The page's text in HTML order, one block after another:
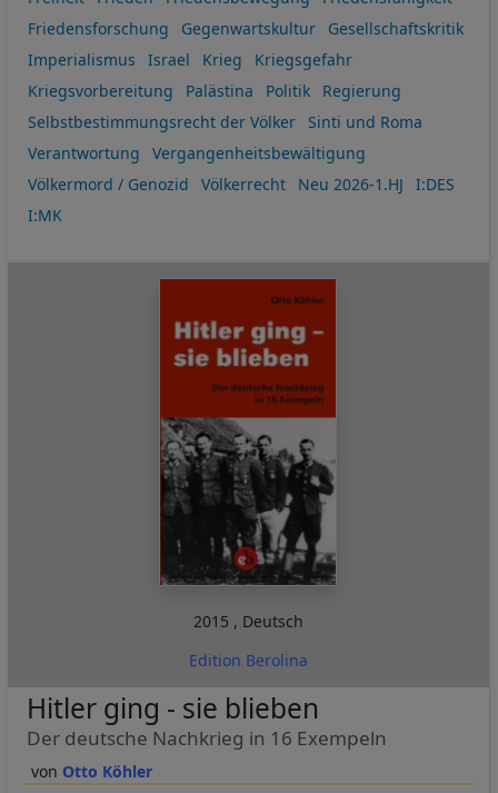
Friedensforschung
Gegenwartskultur
Gesellschaftskritik
Imperialismus
Israel Krieg
Kriegsgefahr
Kriegsvorbereitung
Palästina Politik
Regierung
Selbstbestimmungsrecht der Völker
Sinti und Roma
Verantwortung
Vergangenheitsbewältigung
Völkermord / Genozid
Völkerrecht Neu 2026-1.HJ
I:DES
I:MK
2015 , Deutsch
Edition Berolina
Otto Köhler
Hitler ging - sie blieben
Der deutsche Nachkrieg in 16 Exempeln